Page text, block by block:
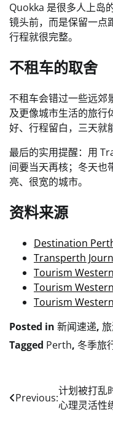
Quokka 是很多人上岛
镜头前，而是保留一点
行程就很完整。
不租车的取舍
不租车会错过一些远郊
及更像城市生活的旅
好、行程留白，三天就
最后的实用提醒：用
间要当天再核；冬天也
亮、很宽的城市。
资料来源
Destination
Transperth
Tourism
Tourism
Tourism
Posted in 新闻速递,
Tagged Perth, 冬季旅
Post
navigation
Previous:
计划被打乱
心理灵活性